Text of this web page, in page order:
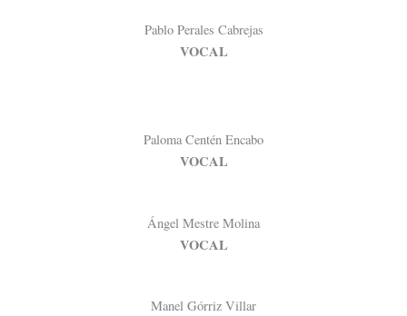
Pablo Perales Cabrejas
VOCAL
Paloma Centén Encabo
VOCAL
Ángel Mestre Molina
VOCAL
Manel Górriz Villar